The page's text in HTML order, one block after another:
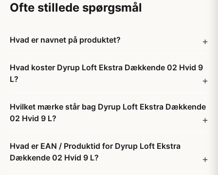
Ofte stillede spørgsmål
Hvad er navnet på produktet?
Hvad koster Dyrup Loft Ekstra Dækkende 02 Hvid 9
L?
Hvilket mærke står bag Dyrup Loft Ekstra Dækkende
02 Hvid 9 L?
Hvad er EAN / Produktid for Dyrup Loft Ekstra
Dækkende 02 Hvid 9 L?